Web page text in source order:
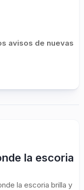
avisos de nuevas
la escoria
la escoria brilla y